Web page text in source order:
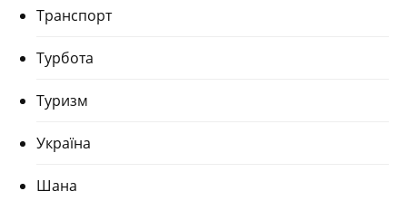
Транспорт
Турбота
Туризм
Україна
Шана